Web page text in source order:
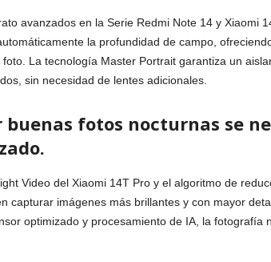
avanzados en la Serie Redmi Note 14 y Xiaomi
la profundidad de campo,
La tecnología Master Portrait garantiza un
sin necesidad de lentes adicionales.
buenas fotos nocturnas se
Video del Xiaomi 14T Pro y el algoritmo de
capturar imágenes más brillantes y con mayor
optimizado y procesamiento de IA, la fotografía